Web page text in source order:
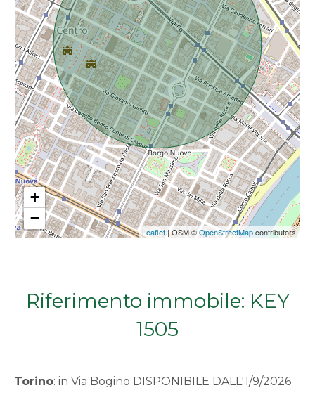
+
−
Leaflet| OSM ©OpenStreetMapcontributors
Riferimento immobile: KEY
1505
Torino: in Via Bogino DISPONIBILE DALL'1/9/2026
Da € 1.000.000 a € 2.000.000
Da € 2.000.000 a € 5.000.000
Da € 5.000.000 a € 10.000.000
Oltre € 10.000.000
Totale
mq
minimi